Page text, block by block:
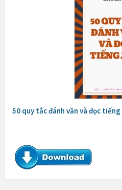
50 quy tắc đánh vần và đọc